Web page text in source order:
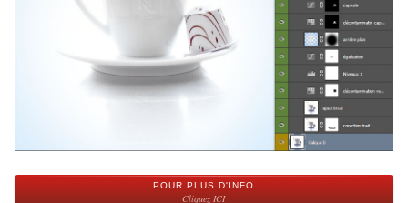
POUR PLUS D'INFO
Cliquez ICI